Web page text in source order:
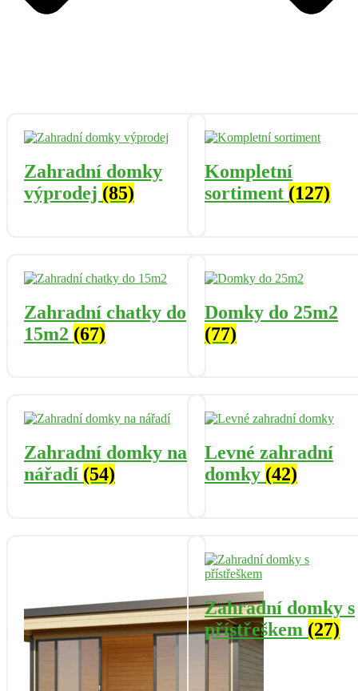
Zahradní domky
výprodej (85)
Kompletní
sortiment (127)
Zahradní chatky do
15m2 (67)
Domky do 25m2
(77)
Zahradní domky na
nářadí (54)
Levné zahradní
domky (42)
Zahradní domky s
přístřeškem (27)